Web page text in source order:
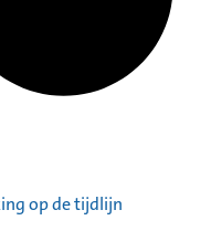
op de tijdlijn